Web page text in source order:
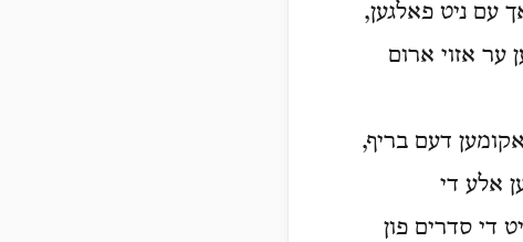
עם ניט פאלגען,
ער אזוי ארום
דעם בריף,
אלע די
די סדרים פון